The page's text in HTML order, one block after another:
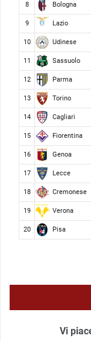
8 Bologna
9 Lazio
10 Udinese
11 Sassuolo
12 Parma
13 Torino
14 Cagliari
15 Fiorentina
16 Genoa
17 Lecce
18 Cremonese
19 Verona
20 Pisa
Vi